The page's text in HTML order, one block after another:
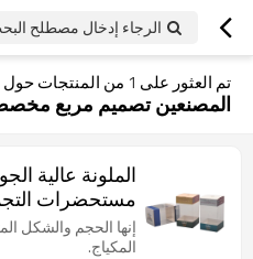
الرجاء إدخال مصطلح
تم العثور على 1 من المنتجات حول
المصنعين تصميم مربع
الملونة عالية
مستحضرات
كريم
إنها الحجم والشكل
المكياج.